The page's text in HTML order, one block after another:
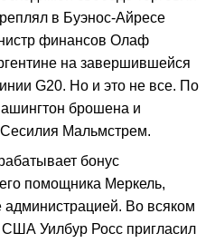
в Буэнос-Айресе
финансов Олаф
на завершившейся
G20. Но и это не все. По
брошена и
Мальмстрем.
бонус
помощника Меркель,
администрацией. Во всяком
США Уилбур Росс пригласил